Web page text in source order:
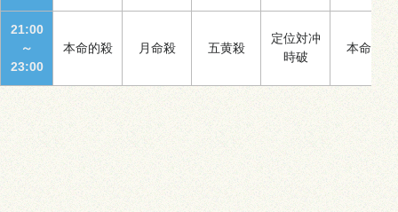
21:00
～
23:00
本命的殺 月命殺 五黄殺
定位対冲
時破
本命殺